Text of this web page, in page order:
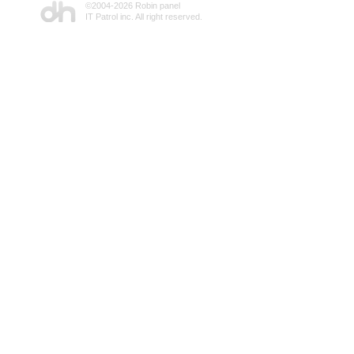
©2004-2026 Robin panel
IT Patrol inc. All right reserved.